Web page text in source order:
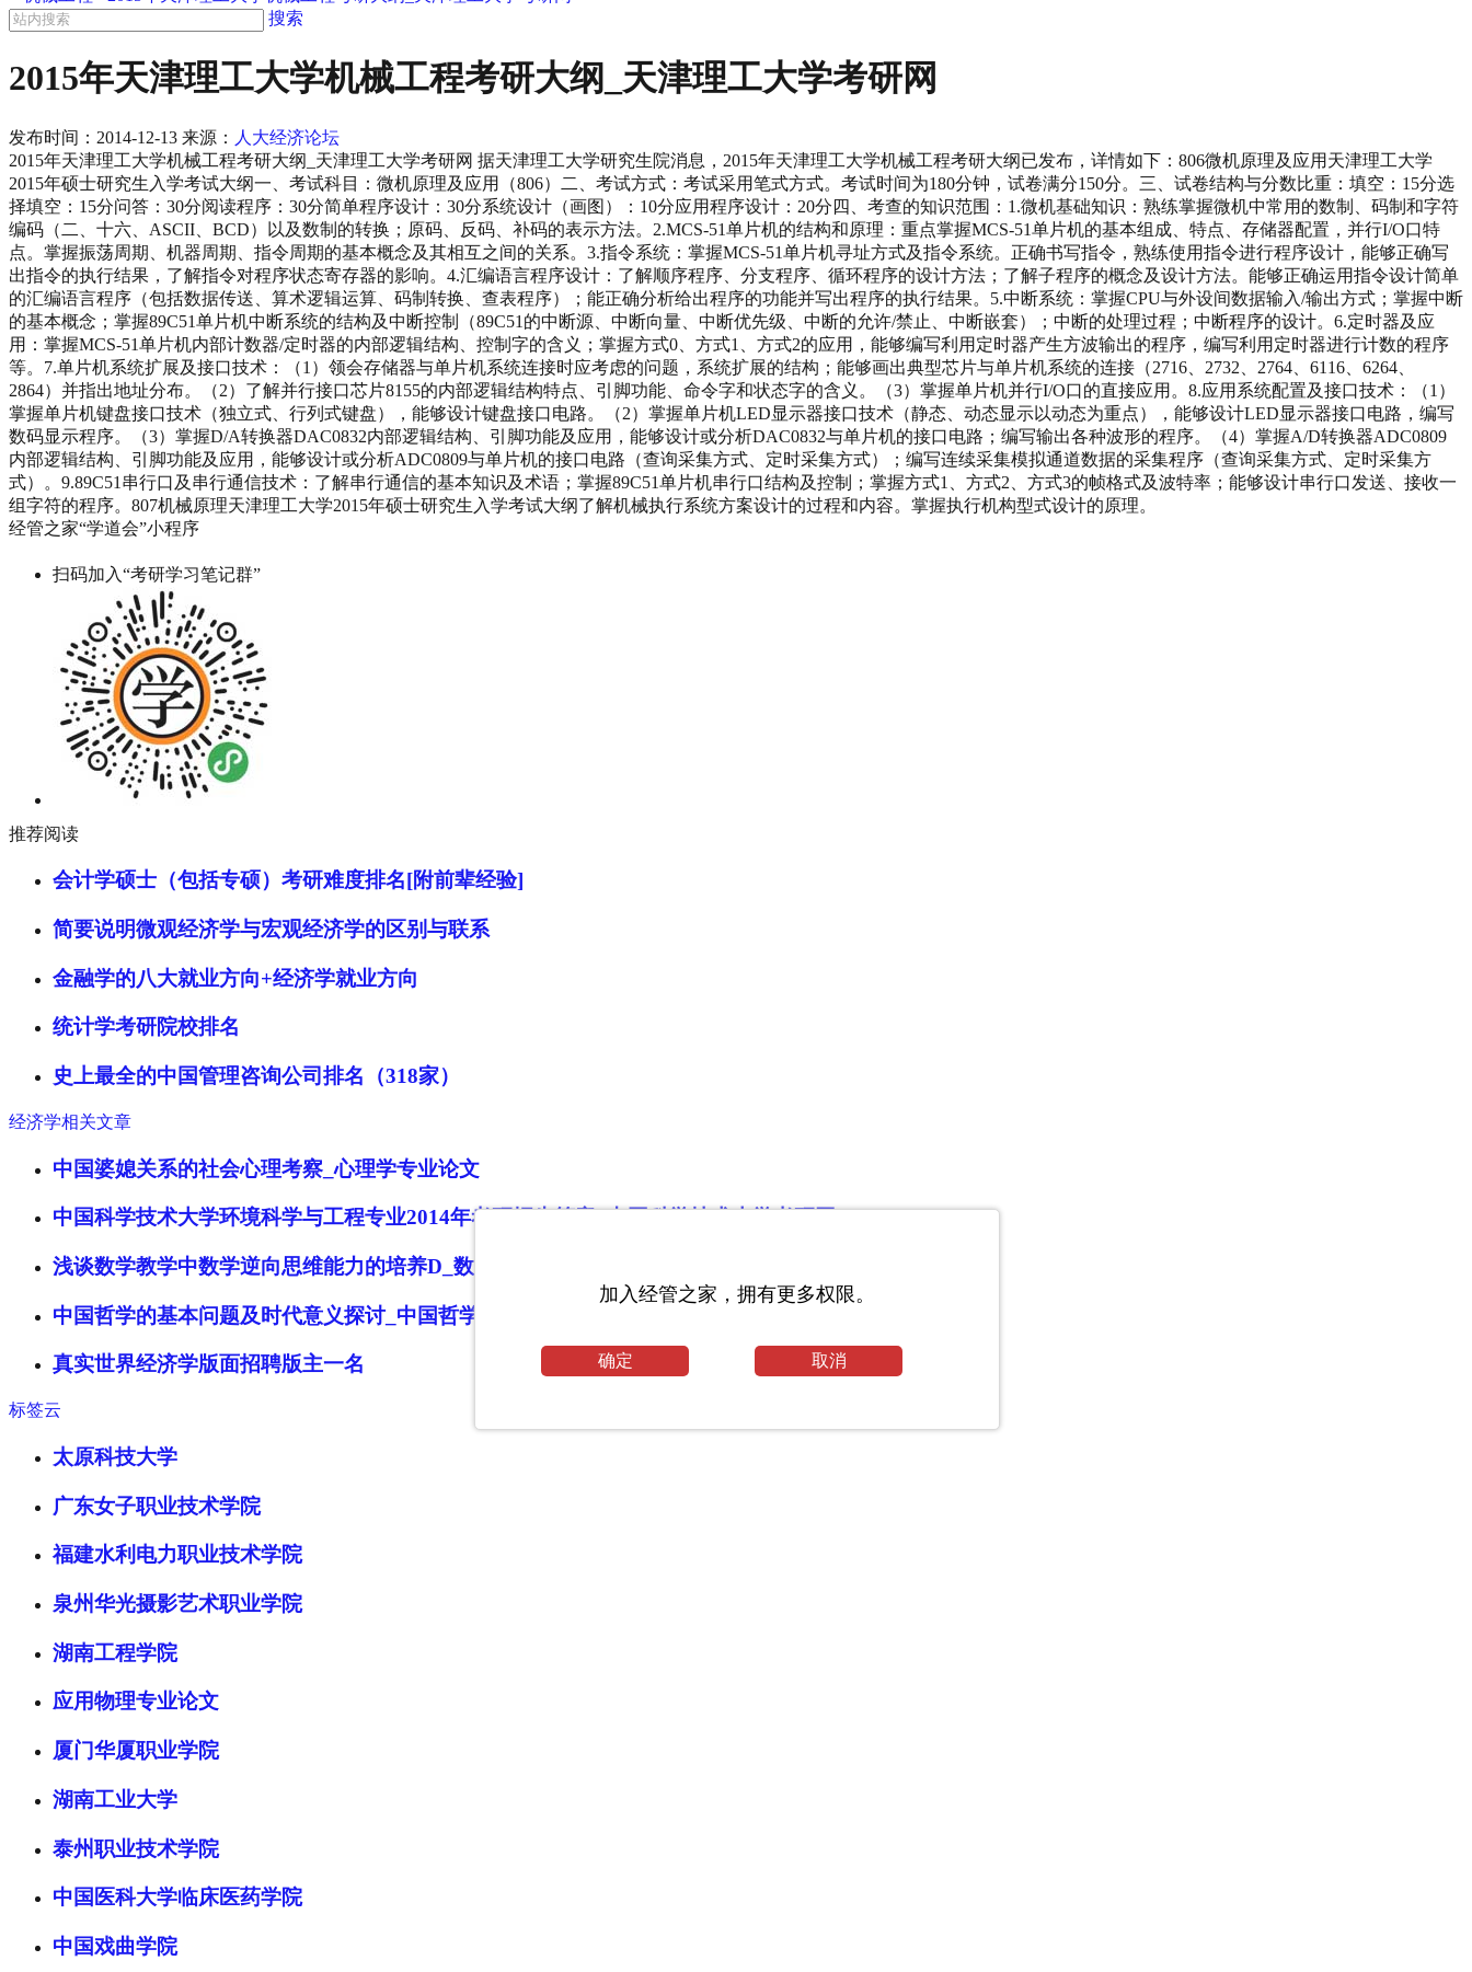
搜索
2015年天津理工大学机械工程考研大纲_天津理工大学考研网
发布时间： 2014-12-13 来源： 人大经济论坛
2015年天津理工大学机械工程考研大纲_天津理工大学考研网 据天津理工大学研究生院消息，2015年天津理工大学机械工程考研大纲已发布，详情如下：806微机原理及应用天津理工大学
2015年硕士研究生入学考试大纲一、考试科目：微机原理及应用（806）二、考试方式：考试采用笔式方式。考试时间为180分钟，试卷满分150分。三、试卷结构与分数比重：填空：15分选
择填空：15分问答：30分阅读程序：30分简单程序设计：30分系统设计（画图）：10分应用程序设计：20分四、考查的知识范围：1.微机基础知识：熟练掌握微机中常用的数制、码制和字符
编码（二、十六、ASCII、BCD）以及数制的转换；原码、反码、补码的表示方法。2.MCS-51单片机的结构和原理：重点掌握MCS-51单片机的基本组成、特点、存储器配置，并行I/O口特
点。掌握振荡周期、机器周期、指令周期的基本概念及其相互之间的关系。3.指令系统：掌握MCS-51单片机寻址方式及指令系统。正确书写指令，熟练使用指令进行程序设计，能够正确写
出指令的执行结果，了解指令对程序状态寄存器的影响。4.汇编语言程序设计：了解顺序程序、分支程序、循环程序的设计方法；了解子程序的概念及设计方法。能够正确运用指令设计简单
的汇编语言程序（包括数据传送、算术逻辑运算、码制转换、查表程序）；能正确分析给出程序的功能并写出程序的执行结果。5.中断系统：掌握CPU与外设间数据输入/输出方式；掌握中断
的基本概念；掌握89C51单片机中断系统的结构及中断控制（89C51的中断源、中断向量、中断优先级、中断的允许/禁止、中断嵌套）；中断的处理过程；中断程序的设计。6.定时器及应
用：掌握MCS-51单片机内部计数器/定时器的内部逻辑结构、控制字的含义；掌握方式0、方式1、方式2的应用，能够编写利用定时器产生方波输出的程序，编写利用定时器进行计数的程序
等。7.单片机系统扩展及接口技术：（1）领会存储器与单片机系统连接时应考虑的问题，系统扩展的结构；能够画出典型芯片与单片机系统的连接（2716、2732、2764、6116、6264、
2864）并指出地址分布。（2）了解并行接口芯片8155的内部逻辑结构特点、引脚功能、命令字和状态字的含义。（3）掌握单片机并行I/O口的直接应用。8.应用系统配置及接口技术：（1）
掌握单片机键盘接口技术（独立式、行列式键盘），能够设计键盘接口电路。（2）掌握单片机LED显示器接口技术（静态、动态显示以动态为重点），能够设计LED显示器接口电路，编写
数码显示程序。（3）掌握D/A转换器DAC0832内部逻辑结构、引脚功能及应用，能够设计或分析DAC0832与单片机的接口电路；编写输出各种波形的程序。（4）掌握A/D转换器ADC0809
内部逻辑结构、引脚功能及应用，能够设计或分析ADC0809与单片机的接口电路（查询采集方式、定时采集方式）；编写连续采集模拟通道数据的采集程序（查询采集方式、定时采集方
式）。9.89C51串行口及串行通信技术：了解串行通信的基本知识及术语；掌握89C51单片机串行口结构及控制；掌握方式1、方式2、方式3的帧格式及波特率；能够设计串行口发送、接收一
组字符的程序。807机械原理天津理工大学2015年硕士研究生入学考试大纲了解机械执行系统方案设计的过程和内容。掌握执行机构型式设计的原理。
经管之家“学道会”小程序
扫码加入“考研学习笔记群”
推荐阅读
会计学硕士（包括专硕）考研难度排名[附前辈经验]
简要说明微观经济学与宏观经济学的区别与联系
金融学的八大就业方向+经济学就业方向
统计学考研院校排名
史上最全的中国管理咨询公司排名（318家）
经济学相关文章
中国婆媳关系的社会心理考察_心理学专业论文
中国科学技术大学环境科学与工程专业2014年考研招生简章_中国科学技术大学考研网
浅谈数学教学中数学逆向思维能力的培养D_数学与应用数学论文
中国哲学的基本问题及时代意义探讨_中国哲学论文
真实世界经济学版面招聘版主一名
标签云
太原科技大学
广东女子职业技术学院
福建水利电力职业技术学院
泉州华光摄影艺术职业学院
湖南工程学院
应用物理专业论文
厦门华厦职业学院
湖南工业大学
泰州职业技术学院
中国医科大学临床医药学院
中国戏曲学院
加入经管之家，拥有更多权限。
确定 取消